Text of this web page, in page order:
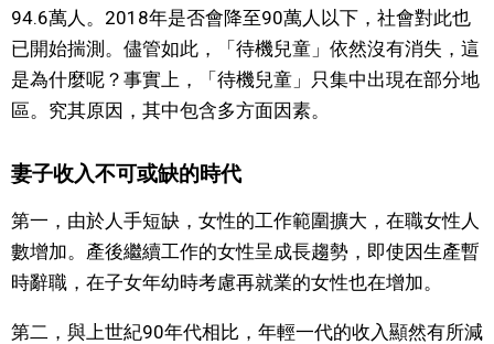
教育
工作勞動
家庭
醫療健康
94.6萬人。2018年是否會降至90萬人以下，社會對此也
已開始揣測。儘管如此，「待機兒童」依然沒有消失，這
是為什麼呢？事實上，「待機兒童」只集中出現在部分地
區。究其原因，其中包含多方面因素。
妻子收入不可或缺的時代
第一，由於人手短缺，女性的工作範圍擴大，在職女性人
數增加。產後繼續工作的女性呈成長趨勢，即使因生產暫
時辭職，在子女年幼時考慮再就業的女性也在增加。
第二，與上世紀90年代相比，年輕一代的收入顯然有所減